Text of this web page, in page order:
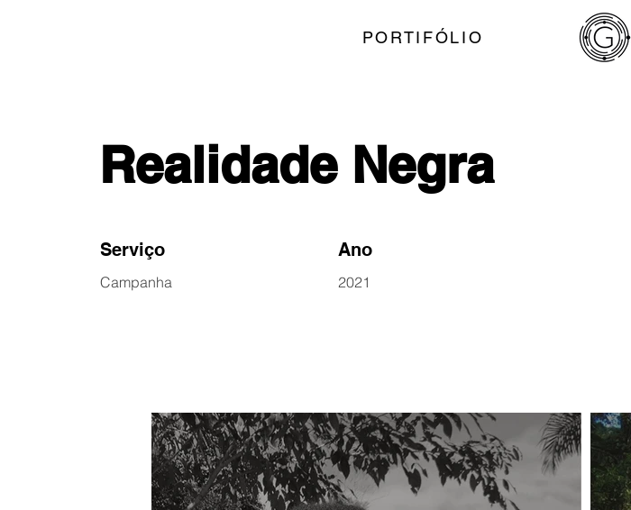
Realidade Negra
Serviço
Campanha
Ano
2021
PORTIFÓLIO